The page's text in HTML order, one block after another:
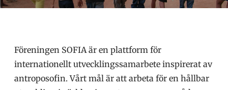
Föreningen SOFIA är en plattform för
internationellt utvecklingssamarbete inspirerat av
antroposofin. Vårt mål är att arbeta för en hållbar